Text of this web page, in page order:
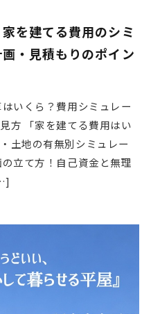
を建てる費用のシミ
・見積もりのポイン
いくら？費用シミュレー
方 「家を建てる費用はい
土地の有無別シミュレー
立て方！自己資金と無理